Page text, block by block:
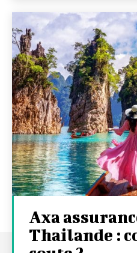
Axa
Thailande :